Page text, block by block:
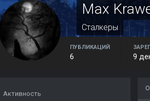
Max
Сталкеры
ПУБЛИКАЦИЙ
6 9
Активность